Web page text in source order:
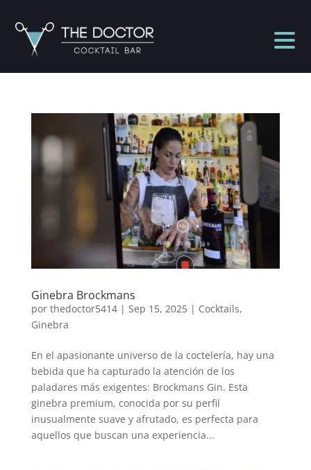
Ginebra Brockmans
por thedoctor5414| Sep 15, 2025| Cocktails,
Ginebra
En el apasionante universo de la coctelería, hay una
bebida que ha capturado la atención de los
paladares más exigentes: Brockmans Gin. Esta
ginebra premium, conocida por su perfil
inusualmente suave y afrutado, es perfecta para
aquellos que buscan una experiencia...